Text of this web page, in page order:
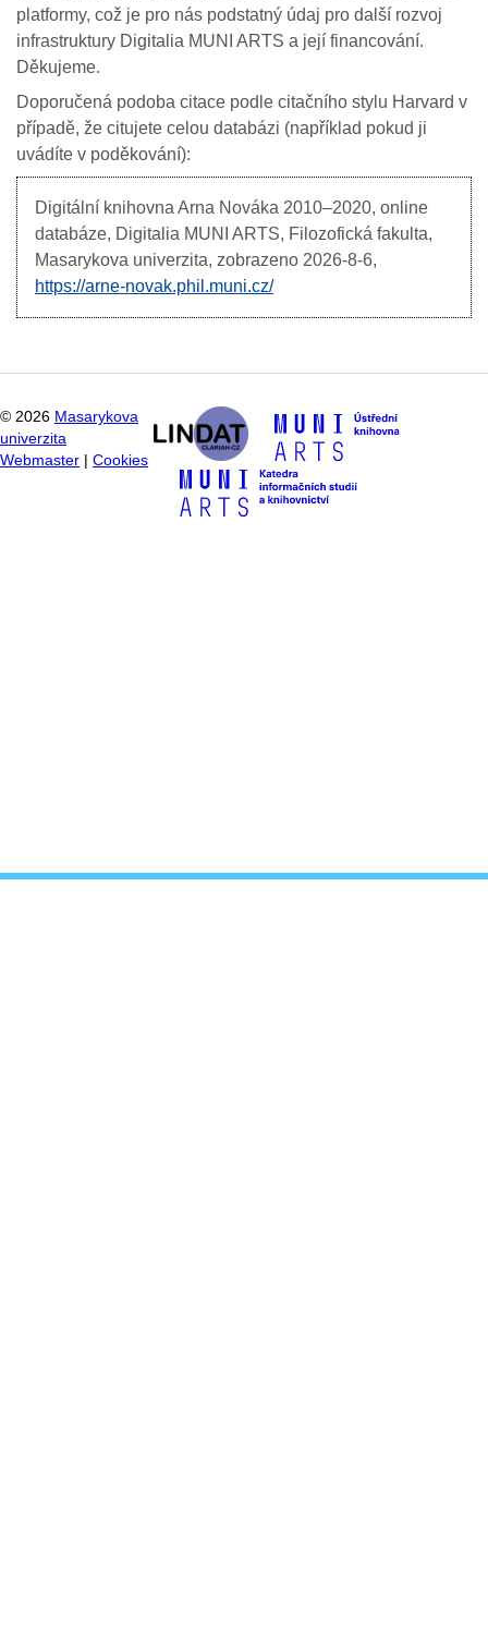
platformy, což je pro nás podstatný údaj pro další rozvoj
infrastruktury Digitalia MUNI ARTS a její financování.
Děkujeme.
Doporučená podoba citace podle citačního stylu Harvard v
případě, že citujete celou databázi (například pokud ji
uvádíte v poděkování):
Digitální knihovna Arna Nováka 2010–2020, online
databáze, Digitalia MUNI ARTS, Filozofická fakulta,
Masarykova univerzita, zobrazeno 2026-8-6,
https://arne-novak.phil.muni.cz/
© 2026 Masarykova
univerzita
Webmaster
Cookies